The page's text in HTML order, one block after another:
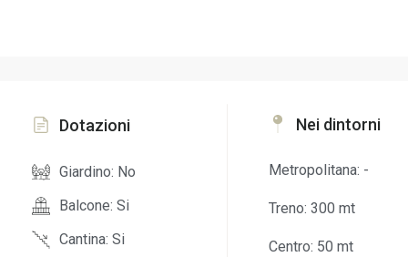
Dotazioni
Giardino: No
Balcone: Si
Cantina: Si
Nei dintorni
Metropolitana: -
Treno: 300 mt
Centro: 50 mt